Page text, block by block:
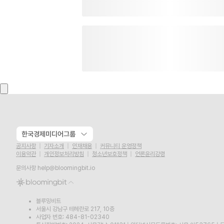
한국경제미디어그룹
공지사항 기자소개 인재채용
커뮤니티 운영정책
이용약관
개인정보처리방침 청소년보호정책
언론윤리강령
문의사항 help@bloomingbit.io
블루밍비트
서울시 강남구 테헤란로 217, 10층
사업자 번호: 484-81-02340